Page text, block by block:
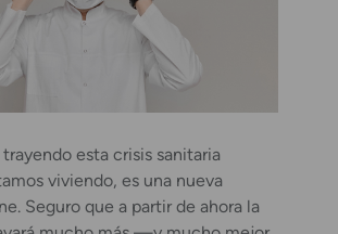
esta crisis sanitaria
viviendo, es una nueva
Seguro que a partir de ahora la